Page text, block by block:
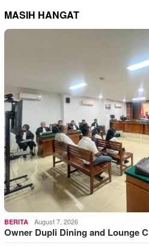
MASIH HANGAT
BERITA August 7, 2026
Owner Dupli Dining and Lounge